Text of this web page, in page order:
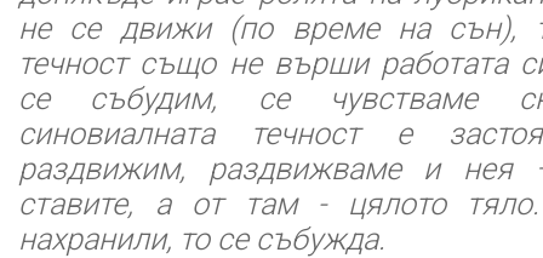
не се движи (по време на сън),
течност също не върши работата
се събудим, се чувстваме
синовиалната течност е
раздвижим, раздвижваме и нея
ставите, а от там - цялото
нахранили, то се събужда.